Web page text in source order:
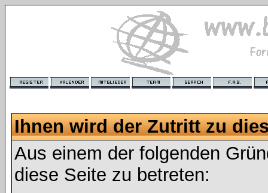
Ihnen wird der Zutritt zu
Aus einem der folgenden
diese Seite zu betreten: